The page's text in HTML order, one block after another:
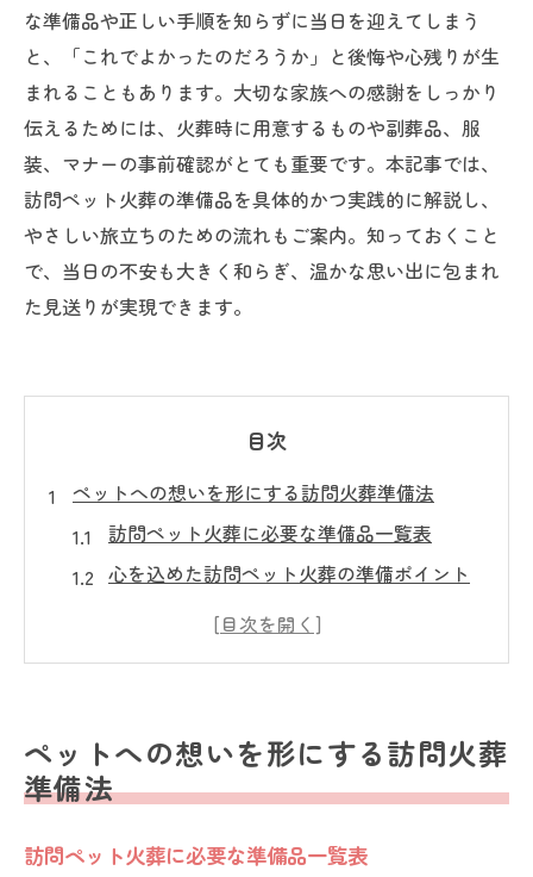
な準備品や正しい手順を知らずに当日を迎えてしまう
と、「これでよかったのだろうか」と後悔や心残りが生
まれることもあります。大切な家族への感謝をしっかり
伝えるためには、火葬時に用意するものや副葬品、服
装、マナーの事前確認がとても重要です。本記事では、
訪問ペット火葬の準備品を具体的かつ実践的に解説し、
やさしい旅立ちのための流れもご案内。知っておくこと
で、当日の不安も大きく和らぎ、温かな思い出に包まれ
た見送りが実現できます。
目次
ペットへの想いを形にする訪問火葬準備法
訪問ペット火葬に必要な準備品一覧表
心を込めた訪問ペット火葬の準備ポイント
ペットへの想いを伝える準備の工夫
必要な持ち物を確認する訪問ペット火葬前の心
得
訪問ペット火葬前に揃える持ち物リスト
火葬当日に忘れがちな必需品をチェック
ペットへの想いを形にする訪問火葬
準備法
訪問ペット火葬に必要な準備品一覧表